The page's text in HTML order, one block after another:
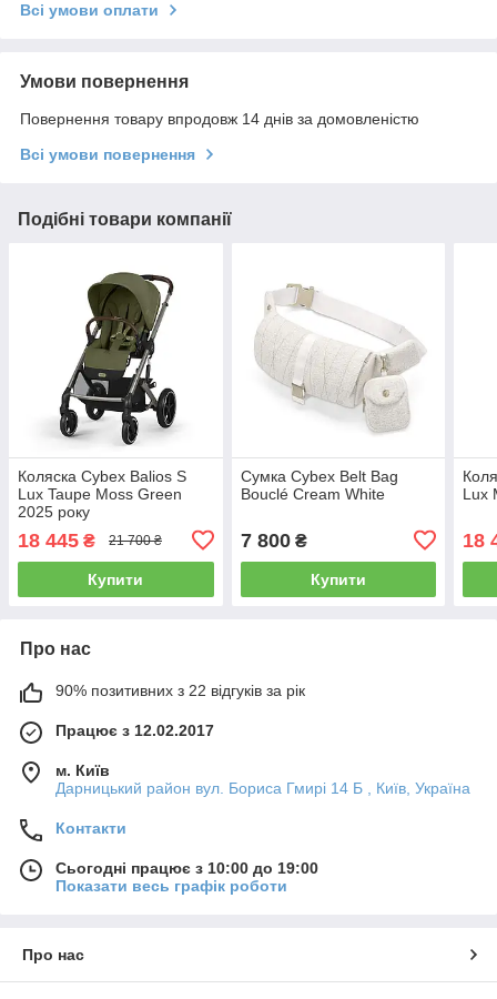
Всі умови оплати
Умови повернення
Повернення товару впродовж 14 днів за домовленістю
Всі умови повернення
Подібні товари компанії
Коляска Cybex Balios S
Lux Taupe Moss Green
2025 року
18 445 ₴ 21 700 ₴
Купити
Сумка Cybex Belt Bag
Bouclé Cream White
7 800₴
Купити
Lux
18
Про нас
90% позитивних з 22 відгуків за рік
Працює з 12.02.2017
м. Київ
Дарницький район вул. Бориса Гмирі 14 Б , Київ, Україна
Контакти
Сьогодні працює з 10:00 до 19:00
Показати весь графік роботи
Про нас